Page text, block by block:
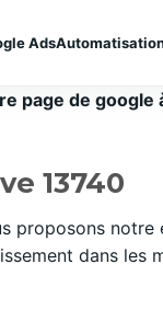
Ads
page de google
13740
proposons notre
dans les